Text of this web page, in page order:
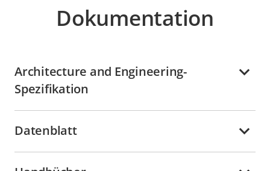
Dokumentation
Architecture and Engineering-
Spezifikation
Datenblatt